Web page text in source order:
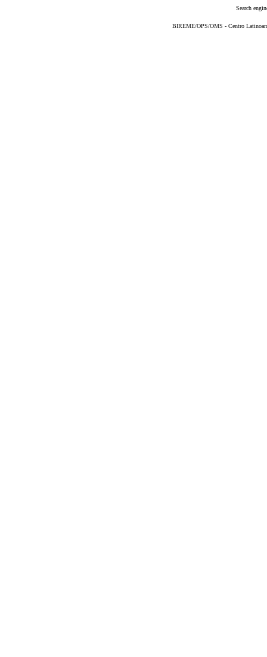
Search
BIREME/OPS/OMS - Centro